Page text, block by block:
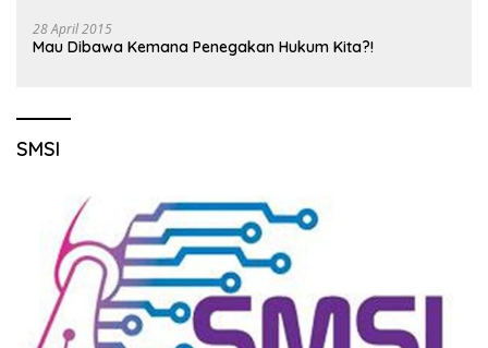
28 April 2015
Mau Dibawa Kemana Penegakan Hukum Kita?!
SMSI